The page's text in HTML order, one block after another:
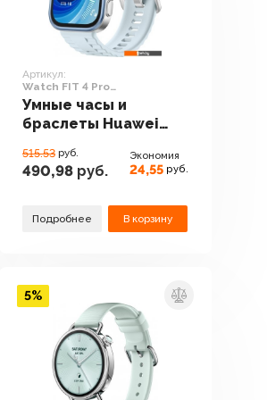
Артикул:
Watch FIT 4 Pro
(серебристый,
международная версия)
Умные часы и
браслеты Huawei
(серебристый,
международная
515.53 руб.
490,98 руб.
Экономия
24,55 руб.
Подробнее В корзину
5%